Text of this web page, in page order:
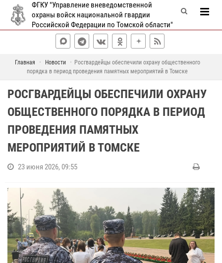
ФГКУ "Управление вневедомственной
охраны войск национальной гвардии
Российской Федерации по Томской области"
Главная Новости
Росгвардейцы обеспечили охрану общественного
порядка в период проведения памятных мероприятий в Томске
РОСГВАРДЕЙЦЫ ОБЕСПЕЧИЛИ ОХРАНУ
ОБЩЕСТВЕННОГО ПОРЯДКА В ПЕРИОД
ПРОВЕДЕНИЯ ПАМЯТНЫХ
МЕРОПРИЯТИЙ В ТОМСКЕ
23 июня 2026, 09:55